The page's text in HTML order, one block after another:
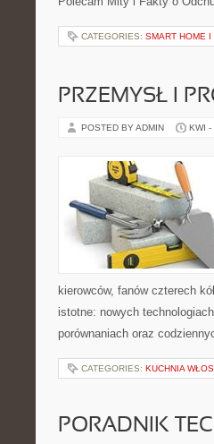
CATEGORIES: SMART HOME I
PRZEMYSŁ I
POSTED BY ADMIN KWI -
kierowców, fanów czterech
istotne: nowych
porównaniach oraz
CATEGORIES: KUCHNIA
PORADNIK